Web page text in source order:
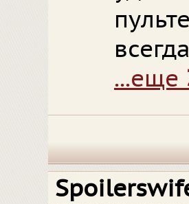
...еще